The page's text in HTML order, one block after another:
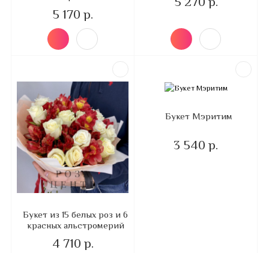
5 170 р.
Букет из 15 белых роз и 6
красных альстромерий
4 710 р.
Букет Мэритим
3 540 р.